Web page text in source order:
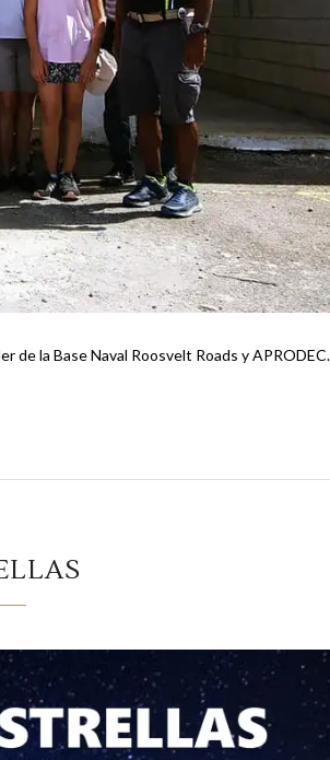
de la Base Naval Roosvelt Roads y APRODEC.